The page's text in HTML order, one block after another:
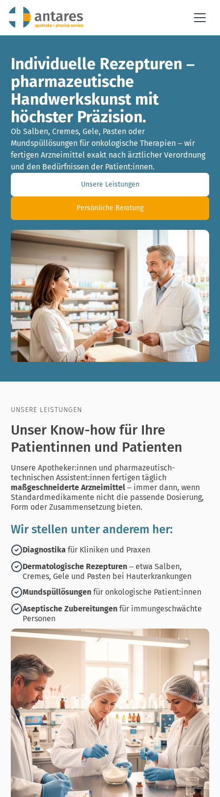
Individuelle Rezepturen –
pharmazeutische
Handwerkskunst mit
höchster Präzision.
Ob Salben, Cremes, Gele, Pasten oder
Mundspüllösungen für onkologische Therapien – wir
fertigen Arzneimittel exakt nach ärztlicher Verordnung
und den Bedürfnissen der Patient:innen.
Unsere Leistungen
Persönliche Beratung
UNSERE LEISTUNGEN
Unser Know-how für Ihre
Patientinnen und Patienten
Unsere Apotheker:innen und pharmazeutisch-
technischen Assistent:innen fertigen täglich
maßgeschneiderte Arzneimittel – immer dann, wenn
Standardmedikamente nicht die passende Dosierung,
Form oder Zusammensetzung bieten.
Wir stellen unter anderem her:
Diagnostika für Kliniken und Praxen
Dermatologische Rezepturen – etwa Salben,
Cremes, Gele und Pasten bei Hauterkrankungen
Mundspüllösungen für onkologische Patient:innen
Aseptische Zubereitungen für immungeschwächte
Personen